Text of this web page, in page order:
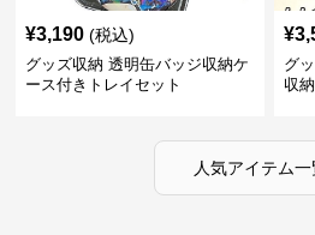
¥3,190 (税込)
グッズ収納 透明缶バッジ収納ケ
ース付きトレイセット
¥
グ
収
人気アイテム